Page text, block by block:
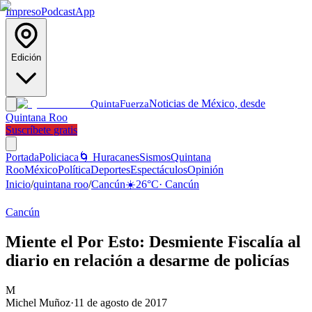
ImpresoPodcastApp
Edición
QuintaFuerzaNoticias de México, desde
Quintana Roo
Suscríbete gratis
PortadaPoliciaca 🌀 HuracanesSismosQuintana
RooMéxicoPolíticaDeportesEspectáculosOpinión
Inicio/quintana roo/Cancún☀️26°C· Cancún
Cancún
Miente el Por Esto: Desmiente Fiscalía al
diario en relación a desarme de policías
M
Michel Muñoz·11 de agosto de 2017